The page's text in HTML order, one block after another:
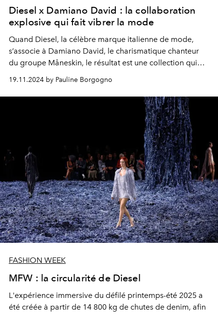
Diesel x Damiano David : la collaboration
explosive qui fait vibrer la mode
Quand Diesel, la célèbre marque italienne de mode,
s’associe à Damiano David, le charismatique chanteur
du groupe Måneskin, le résultat est une collection qui
transcende les frontières de la mode. À mi-chemin entre
audace rock et sophistication italienne, cette
collaboration incarne une énergie brute et un style
indéniablement avant-gardiste. Voici pourquoi on est
19.11.2024 by Pauline Borgogno
FASHION WEEK
MFW : la circularité de Diesel
L'expérience immersive du défilé printemps-été 2025 a
été créée à partir de 14 800 kg de chutes de denim, afin